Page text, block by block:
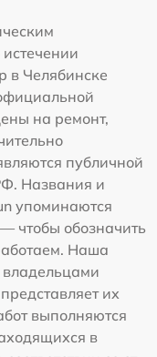
в Челябинске
на ремонт,
публичной
Названия и
упоминаются
чтобы обозначить
Наша
их
выполняются
в